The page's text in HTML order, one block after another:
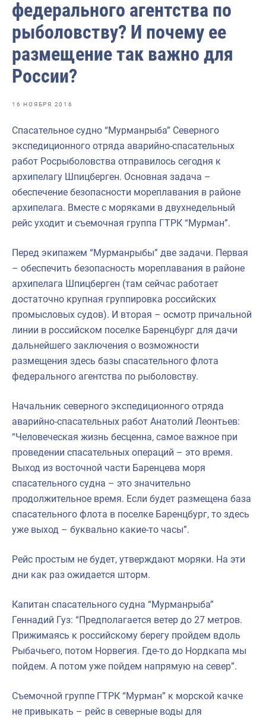
Отраслевые СМИ
Выставки и конференции
Научно-практическая литература
Рыбоохрана России
Большая африканская экспедиция
Укрепление духовно-нравственных ценностей
События в России и мире
федерального агентства по
рыболовству? И почему ее
размещение так важно для
России?
16 НОЯБРЯ 2016
Спасательное судно “Мурманрыба” Северного
экспедиционного отряда аварийно-спасательных
работ Росрыболовства отправилось сегодня к
архипелагу Шпицберген. Основная задача –
обеспечение безопасности мореплавания в районе
архипелага. Вместе с моряками в двухнедельный
рейс уходит и съемочная группа ГТРК “Мурман”.
Перед экипажем “Мурманрыбы” две задачи. Первая
– обеспечить безопасность мореплавания в районе
архипелага Шпицберген (там сейчас работает
достаточно крупная группировка российских
промысловых судов). И вторая – осмотр причальной
линии в российском поселке Баренцбург для дачи
дальнейшего заключения о возможности
размещения здесь базы спасательного флота
федерального агентства по рыболовству.
Начальник северного экспедиционного отряда
аварийно-спасательных работ Анатолий Леонтьев:
“Человеческая жизнь бесценна, самое важное при
проведении спасательных операций – это время.
Выход из восточной части Баренцева моря
спасательного судна – это значительно
продолжительное время. Если будет размещена база
спасательного флота в поселке Баренцбург, то здесь
уже выход – буквально какие-то часы”.
Рейс простым не будет, утверждают моряки. На эти
дни как раз ожидается шторм.
Капитан спасательного судна “Мурманрыба”
Геннадий Гуз: “Предполагается ветер до 27 метров.
Прижимаясь к российскому берегу пройдем вдоль
Рыбачьего, потом Норвегия. Где-то до Нордкапа мы
пойдем. А потом уже пойдем напрямую на север”.
Съемочной группе ГТРК “Мурман” к морской качке
не привыкать – рейс в северные воды для